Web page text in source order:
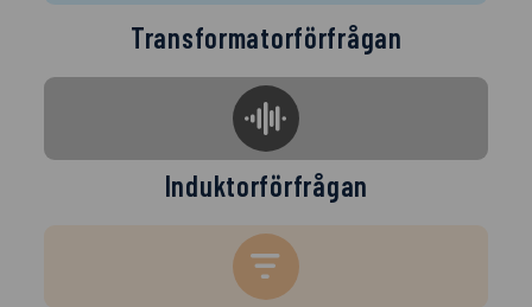
Transformatorförfrågan
Induktorförfrågan